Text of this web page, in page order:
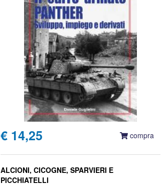
€ 14,25 compra
ALCIONI, CICOGNE, SPARVIERI E
PICCHIATELLI